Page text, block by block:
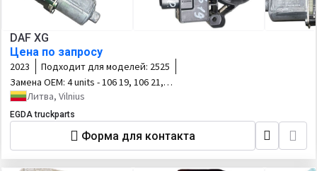
DAF XG
Цена по запросу
2023 Подходит для моделей: 2525
Замена OEM: 4 units - 106 19, 106 21,
106 16, XG 1
Литва, Vilnius
EGDA truckparts
Форма для контакта